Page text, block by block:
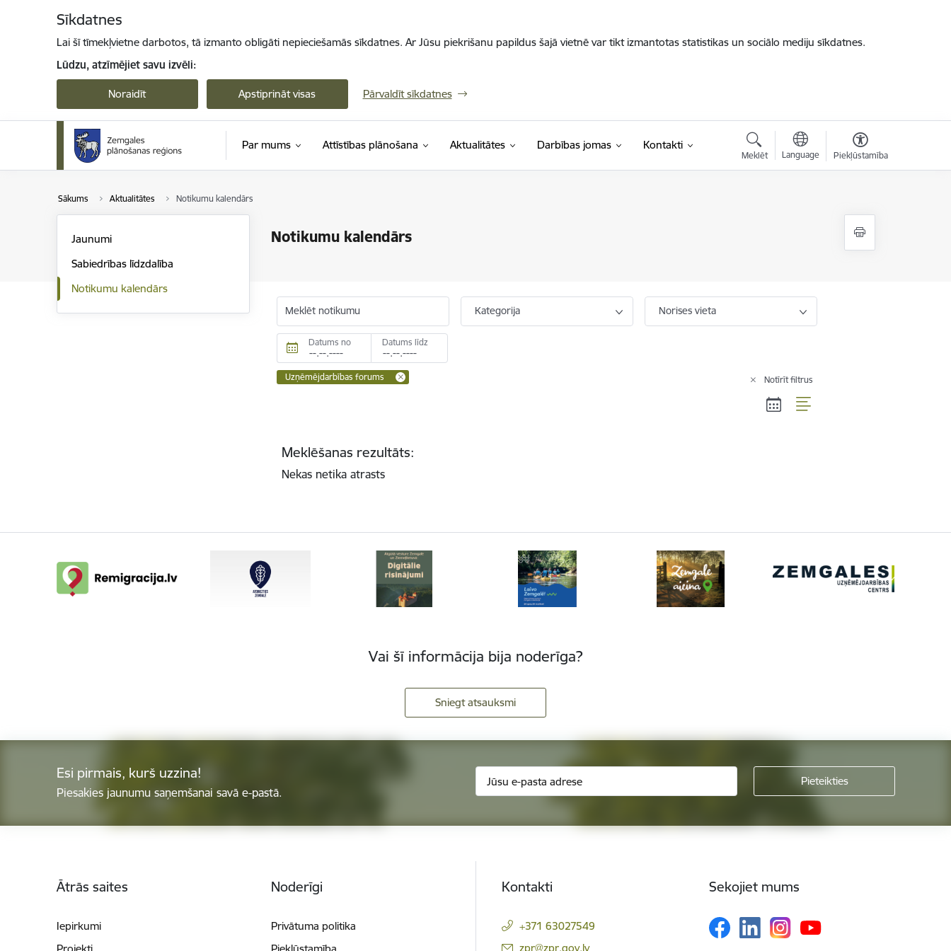
Sīkdatnes
Lai šī tīmekļvietne darbotos, tā izmanto obligāti nepieciešamās sīkdatnes. Ar Jūsu piekrišanu papildus šajā vietnē var tikt izmantotas statistikas un sociālo mediju sīkdatnes.
Lūdzu, atzīmējiet savu izvēli:
Noraidīt Apstiprināt visas Pārvaldīt sīkdatnes
Par mums Attīstības plānošana Aktualitātes Darbības jomas Kontakti
Meklēt Language Piekļūstamība
Sākums Aktualitātes Notikumu kalendārs
Notikumu kalendārs
Jaunumi
Sabiedrības līdzdalība
Notikumu kalendārs
Meklēt notikumu Kategorija Norises vieta
Datums no Datums līdz
Uzņēmējdarbības forums Notīrīt filtrus
Meklēšanas rezultāts:
Nekas netika atrasts
Vai šī informācija bija noderīga?
Sniegt atsauksmi
Esi pirmais, kurš uzzina!
Piesakies jaunumu saņemšanai savā e-pastā.
Ātrās saites
Iepirkumi
Noderīgi
Privātuma politika
Kontakti
+371 63027549
E-pasts:
zpr@zpr.gov.lv
Sekojiet mums